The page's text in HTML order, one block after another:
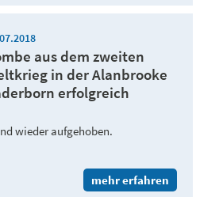
aus dem zweiten
in der Alanbrooke
erfolgreich
wieder aufgehoben.
mehr erfahren